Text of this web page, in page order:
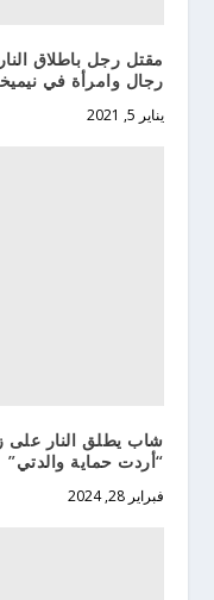
مقتل رجل باطلاق
رجال وامرأة في
يناير 5, 2021
شاب يطلق النار على
“أردت حماية والدتي”
فبراير 28, 2024